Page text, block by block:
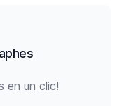
en un clic!